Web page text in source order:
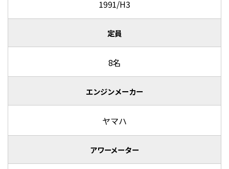
1991/H3
定員
8名
エンジンメーカー
ヤマハ
アワーメーター